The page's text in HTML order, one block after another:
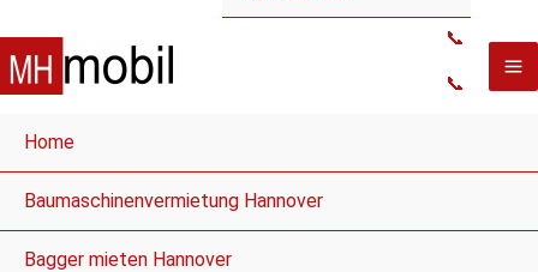
📞
📞
Home
Baumaschinenvermietung Hannover
Bagger mieten Hannover